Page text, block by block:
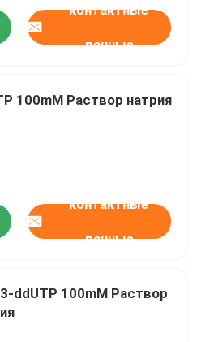
контактные
данные
100mM Раствор натрия
контактные
данные
ddUTP 100mM Раствор